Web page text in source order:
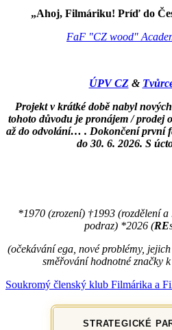
„Ahoj, Filmáriku! Príď do
FaF "CZ wood"
ÚPV CZ &
Projekt v krátké době nabyl
tohoto důvodu je pronájem / prodej
až do odvolání… . Dokončení první
do 30. 6. 2026. S
*1970 (zrození) †1993 (rozdělení
podraz) *2026 (RE
(očekávání ega, nové problémy,
směřování hodnotné značky
Soukromý členský klub Filmárika a
STRATEGICKÉ